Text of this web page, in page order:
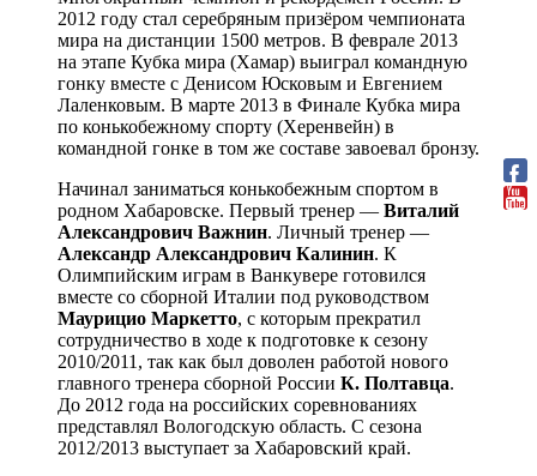
2012 году стал серебряным призёром чемпионата
мира на дистанции 1500 метров. В феврале 2013
на этапе Кубка мира (Хамар) выиграл командную
гонку вместе с Денисом Юсковым и Евгением
Лаленковым. В марте 2013 в Финале Кубка мира
по конькобежному спорту (Херенвейн) в
командной гонке в том же составе завоевал бронзу.
Начинал заниматься конькобежным спортом в
родном Хабаровске. Первый тренер — Виталий
Александрович Важнин. Личный тренер —
Александр Александрович Калинин. К
Олимпийским играм в Ванкувере готовился
вместе со сборной Италии под руководством
Маурицио Маркетто, с которым прекратил
сотрудничество в ходе к подготовке к сезону
2010/2011, так как был доволен работой нового
главного тренера сборной России К. Полтавца.
До 2012 года на российских соревнованиях
представлял Вологодскую область. С сезона
2012/2013 выступает за Хабаровский край.